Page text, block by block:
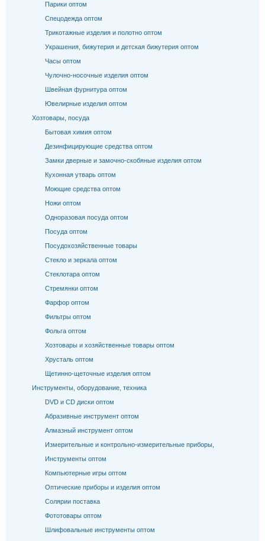
Парики оптом
Спецодежда оптом
Трикотажные изделия и полотно оптом
Украшения, бижутерия и детская бижутерия оптом
Часы оптом
Чулочно-носочные изделия оптом
Швейная фурнитура оптом
Ювелирные изделия оптом
Хозтовары, посуда
Бытовая химия оптом
Дезинфицирующие средства оптом
Замки дверные и замочно-скобяные изделия оптом
Кухонная утварь оптом
Моющие средства оптом
Ножи оптом
Одноразовая посуда оптом
Посуда оптом
Посудохозяйственные товары
Стекло и зеркала оптом
Стеклотара оптом
Стремянки оптом
Фарфор оптом
Фильтры оптом
Фольга оптом
Хозтовары и хозяйственные товары оптом
Хрусталь оптом
Щетинно-щеточные изделия оптом
Инструменты, оборудование, техника
DVD и CD диски оптом
Абразивные инструмент оптом
Алмазный инструмент оптом
Измерительные и контрольно-измерительные приборы,
Инструменты оптом
Компьютерные игры оптом
Оптические приборы и изделия оптом
Солярии поставка
Фототовары оптом
Шлифовальные инструменты оптом